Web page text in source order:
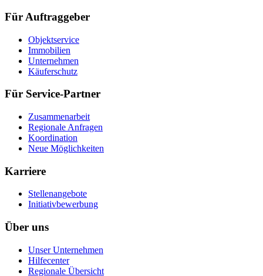
Für Auftraggeber
Objektservice
Immobilien
Unternehmen
Käuferschutz
Für Service-Partner
Zusammenarbeit
Regionale Anfragen
Koordination
Neue Möglichkeiten
Karriere
Stellenangebote
Initiativbewerbung
Über uns
Unser Unternehmen
Hilfecenter
Regionale Übersicht